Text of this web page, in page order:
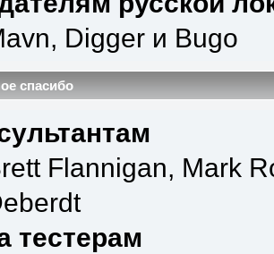
Digger и Bugo
спасибо
Flannigan, Mark
тестерам